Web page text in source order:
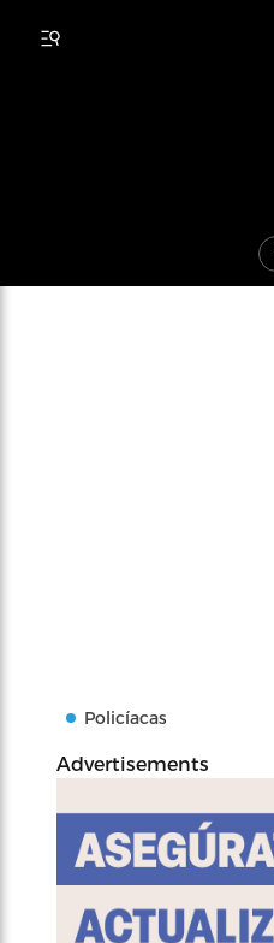
Policíacas
Advertisements